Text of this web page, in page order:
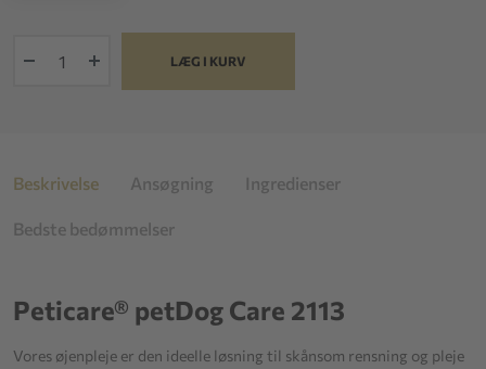
LÆG I KURV
Beskrivelse Ansøgning Ingredienser
Bedste bedømmelser
Peticare® petDog Care 2113
Vores øjenpleje er den ideelle løsning til skånsom rensning og pleje